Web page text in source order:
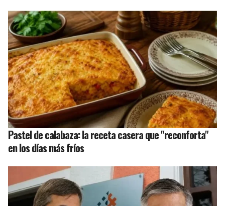
Pastel de calabaza: la receta casera que "reconforta"
en los días más fríos